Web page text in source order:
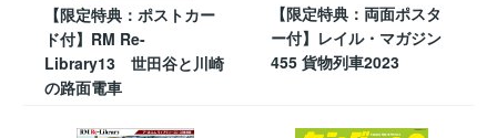
【限定特典：ポストカー
ド付】RM Re-
Library13 世田谷と川崎
の路面電車
【限定特典：両面ポスタ
ー付】レイル・マガジン
455 貨物列車2023